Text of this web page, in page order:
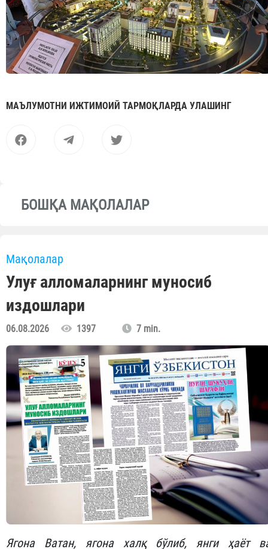
МАЪЛУМОТНИ ИЖТИМОИЙ ТАРМОҚЛАРДА УЛАШИНГ
БОШҚА МАҚОЛАЛАР
Мақолалар
Улуғ алломаларнинг муносиб
издошлари
06.08.2026 1397 7 min.
Ягона Ватан, ягона халқ бўлиб, янги ҳаёт